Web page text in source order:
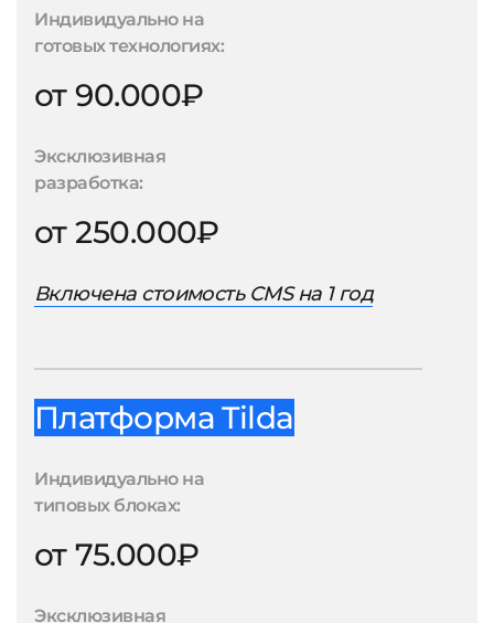
Индивидуально на
готовых технологиях:
от 90.000₽
Эксклюзивная
разработка:
от 250.000₽
Включена стоимость CMS на 1 год
Платформа Tilda
Индивидуально на
типовых блоках:
от 75.000₽
Эксклюзивная